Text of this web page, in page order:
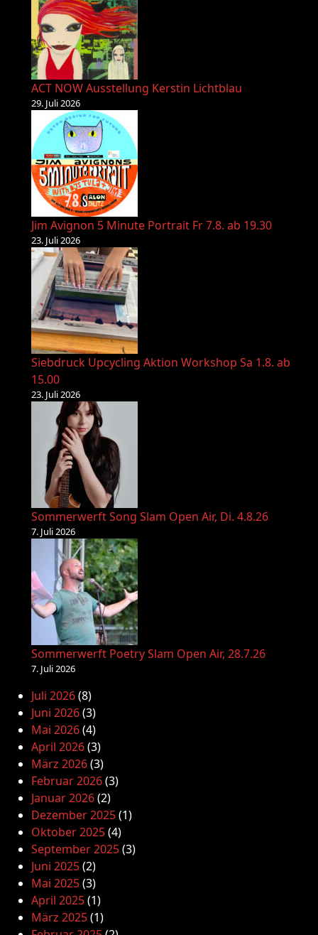
ACT NOW Ausstellung Kerstin Lichtblau
29. Juli 2026
Jim Avignon 5 Minute Portrait Fr 7.8. ab 19.30
23. Juli 2026
Siebdruck Upcycling Aktion Workshop Sa 1.8. ab
15.00
23. Juli 2026
Sommerwerft Song Slam Open Air, Di. 4.8.26
7. Juli 2026
Sommerwerft Poetry Slam Open Air, 28.7.26
7. Juli 2026
Juli 2026(8)
Juni 2026(3)
Mai 2026(4)
April 2026(3)
März 2026(3)
Februar 2026(3)
Januar 2026(2)
Dezember 2025(1)
Oktober 2025(4)
September 2025(3)
Juni 2025(2)
Mai 2025(3)
April 2025(1)
März 2025(1)